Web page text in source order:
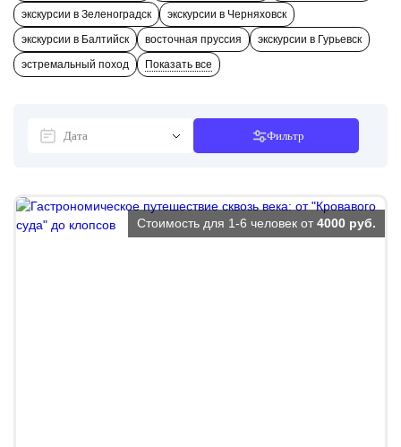
экскурсии в Зеленоградск
экскурсии в Черняховск
экскурсии в Балтийск
восточная пруссия
экскурсии в Гурьевск
эстремальный поход
Показать все
Фильтр
Стоимость для 1-6 человек от 4000 руб.